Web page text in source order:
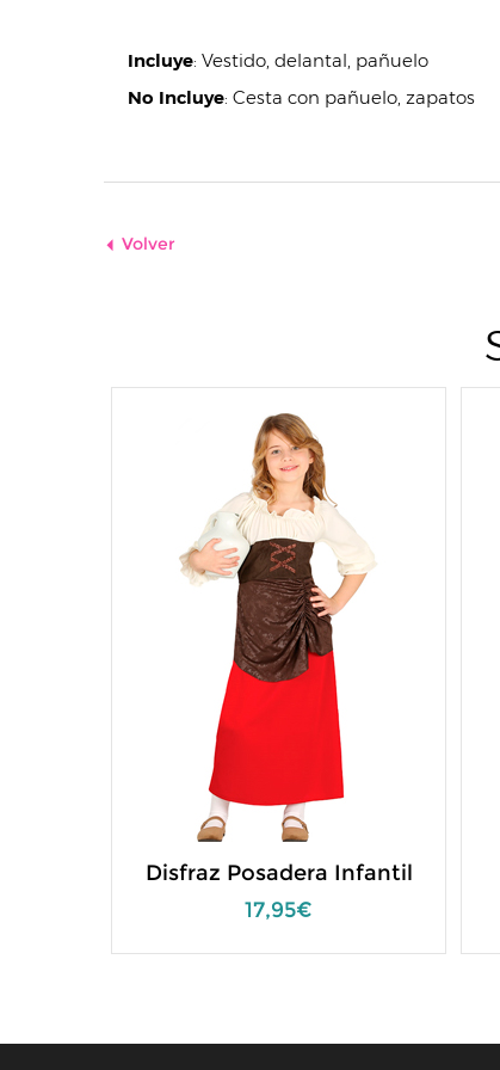
Incluye: Vestido, delantal, pañuelo
No Incluye: Cesta con pañuelo, zapatos
Volver
Disfraz Posadera Infantil
17,95€